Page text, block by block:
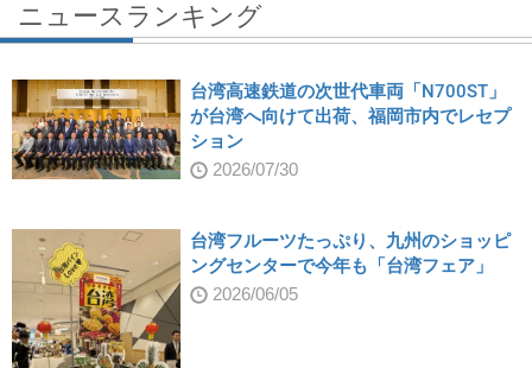
ニュースランキング
台湾高速鉄道の次世代車両「N700ST」
が台湾へ向けて出荷、福岡市内でレセプ
ション
2026/07/30
台湾フルーツたっぷり、九州のショッピ
ングセンターで今年も「台湾フェア」
2026/06/05